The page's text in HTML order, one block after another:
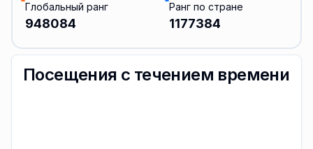
Глобальный ранг
948084
Ранг по стране
1177384
Посещения с течением времени